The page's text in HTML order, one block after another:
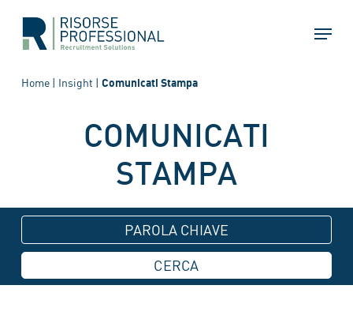
main
content
Menu
Home| Insight | Comunicati Stampa
COMUNICATI
STAMPA